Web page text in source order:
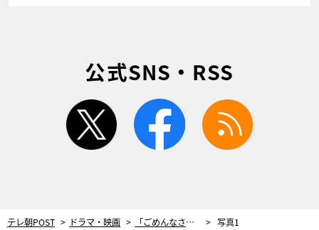
公式SNS・RSS
twitter facebook
テレ朝POST ドラマ・映画 「ごめんなさい」南くん、父へ決意の謝罪メッセージ…切ない2分間に号泣の嵐＜南くんが恋人!?＞ 写真1